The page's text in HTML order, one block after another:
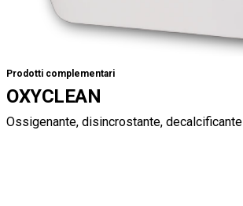
Prodotti complementari
OXYCLEAN
Ossigenante, disincrostante, decalcificante